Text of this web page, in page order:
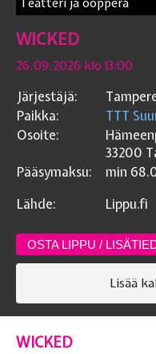
Teatteri ja ooppera
WICKED
26.09.2026 klo 13:00
Järjestäjä:
Paikka:
TTT
Osoite:
33200
Pääsymaksu:
min
Lähde:
Lippu.fi
OSTA LIPPU /
Lisää
WICKED